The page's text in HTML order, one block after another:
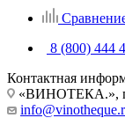
8 (800) 444
Контактная
«ВИНОТЕКА.», г.